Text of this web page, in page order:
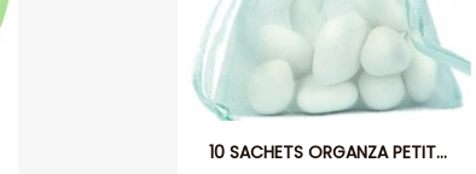
10 SACHETS ORGANZA PETIT...